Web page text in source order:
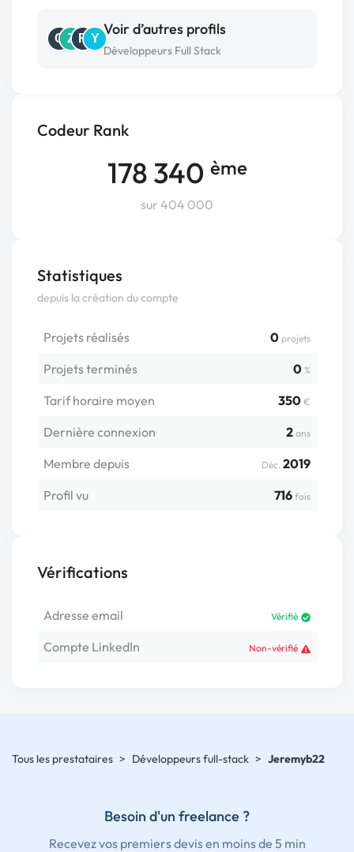
Codeur Rank
178 340 ème
sur 404 000
Statistiques
depuis la création du compte
Projets réalisés 0 projets
Projets terminés 0 %
Tarif horaire moyen 350 €
Dernière connexion 2 ans
Membre depuis Déc. 2019
Profil vu
716 fois
Vérifications
Adresse email Vérifié
Compte LinkedIn Non-vérifié
C Z R Y
Voir d’autres profils
Développeurs Full Stack
Tous les prestataires > Développeurs full-stack > Jeremyb22
Besoin d'un freelance ?
Recevez vos premiers devis en moins de 5 min